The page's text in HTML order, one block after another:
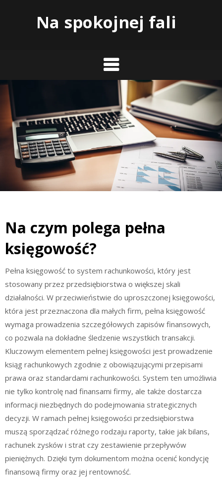
Na spokojnej fali
Na czym polega pełna
księgowość?
Pełna księgowość to system rachunkowości, który jest
stosowany przez przedsiębiorstwa o większej skali
działalności. W przeciwieństwie do uproszczonej księgowości,
która jest przeznaczona dla małych firm, pełna księgowość
wymaga prowadzenia szczegółowych zapisów finansowych,
co pozwala na dokładne śledzenie wszystkich transakcji.
Kluczowym elementem pełnej księgowości jest prowadzenie
ksiąg rachunkowych zgodnie z obowiązującymi przepisami
prawa oraz standardami rachunkowości. System ten umożliwia
nie tylko kontrolę nad finansami firmy, ale także dostarcza
informacji niezbędnych do podejmowania strategicznych
decyzji. W ramach pełnej księgowości przedsiębiorstwa
muszą sporządzać różnego rodzaju raporty, takie jak bilans,
rachunek zysków i strat czy zestawienie przepływów
pieniężnych. Dzięki tym dokumentom można ocenić kondycję
finansową firmy oraz jej rentowność.